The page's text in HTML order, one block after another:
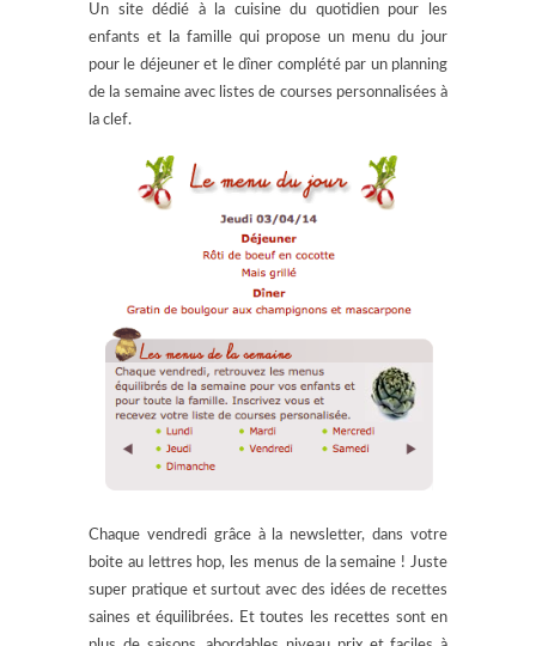
Un site dédié à la cuisine du quotidien pour les
enfants et la famille qui propose un menu du jour
pour le déjeuner et le dîner complété par un planning
de la semaine avec listes de courses personnalisées à
la clef.
Chaque vendredi grâce à la newsletter, dans votre
boite au lettres hop, les menus de la semaine ! Juste
super pratique et surtout avec des idées de recettes
saines et équilibrées. Et toutes les recettes sont en